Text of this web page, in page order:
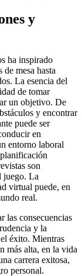
y
ha inspirado
mesa hasta
La esencia del
de tomar
un objetivo. De
y encontrar
puede ser
en
entorno laboral
son
juego. La
virtual puede, en
real.
las consecuencias
y la
éxito. Mientras
más alta, en la vida
carrera exitosa,
personal.